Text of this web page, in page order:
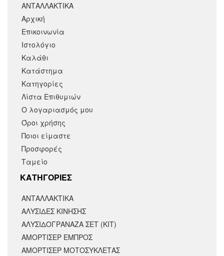
ΑΝΤΑΛΛΑΚΤΙΚΑ
Αρχική
Επικοινωνία
Ιστολόγιο
Καλάθι
Κατάστημα
Κατηγορίες
Λίστα Επιθυμιών
Ο λογαριασμός μου
Όροι χρήσης
Ποιοι είμαστε
Προσφορές
Ταμείο
KΑΤΗΓΟΡΙΕΣ
ΑΝΤΑΛΛΑΚΤΙΚΆ
ΑΛΥΣΙΔΕΣ ΚΙΝΗΣΗΣ
ΑΛΥΣΙΔΟΓΡΑΝΑΖΑ ΣΕΤ (ΚΙΤ)
ΑΜΟΡΤΙΣΕΡ ΕΜΠΡΟΣ
ΑΜΟΡΤΙΣΈΡ ΜΟΤΟΣΥΚΛΈΤΑΣ